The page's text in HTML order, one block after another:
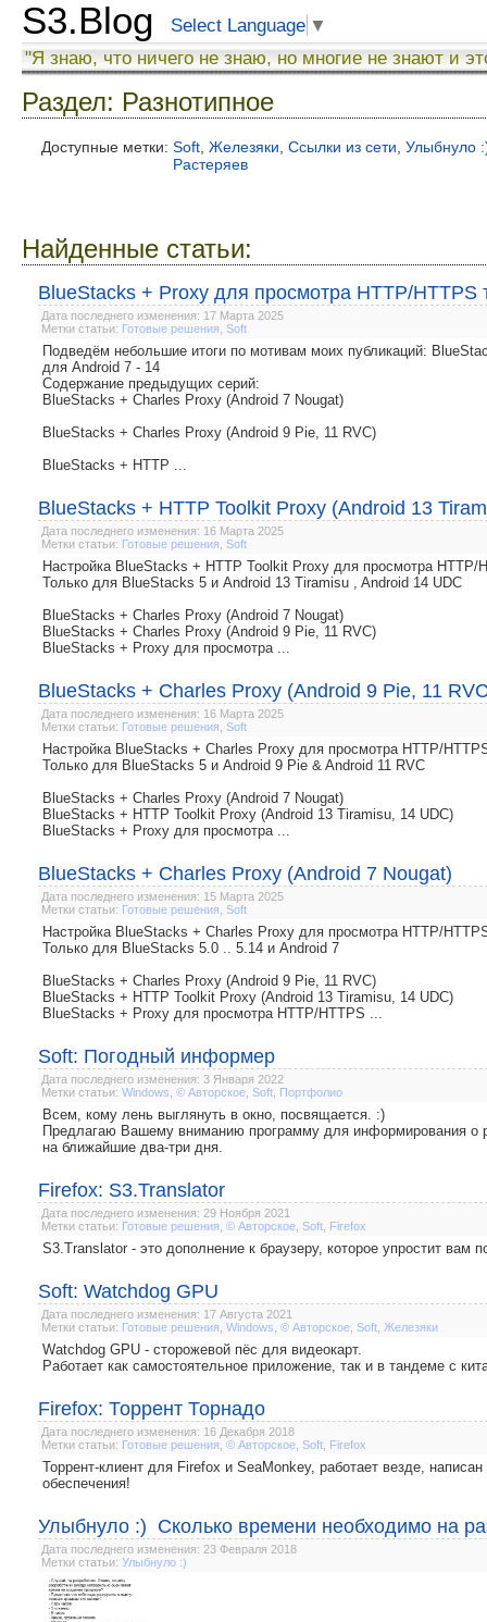
S3.Blog Select Language ▼
"Я знаю, что ничего не знаю, но многие не знают и
Раздел: Разнотипное
Доступные метки: Soft Железяки Ссылки из сети Улыбнуло
Растеряев
Найденные статьи:
BlueStacks + Proxy для просмотра HTTP/HTTPS
Дата последнего изменения: 17 Марта 2025
Метки статьи: Готовые решения Soft
Подведём небольшие итоги по мотивам моих публикаций:
для Android 7 - 14
Содержание предыдущих серий:
BlueStacks + Charles Proxy (Android 7 Nougat)
BlueStacks + Charles Proxy (Android 9 Pie, 11 RVC)
BlueStacks + HTTP ...
BlueStacks + HTTP Toolkit Proxy (Android 13
Дата последнего изменения: 16 Марта 2025
Метки статьи: Готовые решения Soft
Настройка BlueStacks + HTTP Toolkit Proxy для просмотра HTTP/
Только для BlueStacks 5 и Android 13 Tiramisu , Android 14 UDC
BlueStacks + Charles Proxy (Android 7 Nougat)
BlueStacks + Charles Proxy (Android 9 Pie, 11 RVC)
BlueStacks + Proxy для просмотра ...
BlueStacks + Charles Proxy (Android 9 Pie, 11
Дата последнего изменения: 16 Марта 2025
Метки статьи: Готовые решения Soft
Настройка BlueStacks + Charles Proxy для просмотра HTTP/
Только для BlueStacks 5 и Android 9 Pie & Android 11 RVC
BlueStacks + Charles Proxy (Android 7 Nougat)
BlueStacks + HTTP Toolkit Proxy (Android 13 Tiramisu, 14 UDC)
BlueStacks + Proxy для просмотра ...
BlueStacks + Charles Proxy (Android 7 Nougat)
Дата последнего изменения: 15 Марта 2025
Метки статьи: Готовые решения Soft
Настройка BlueStacks + Charles Proxy для просмотра HTTP/
Только для BlueStacks 5.0 .. 5.14 и Android 7
BlueStacks + Charles Proxy (Android 9 Pie, 11 RVC)
BlueStacks + HTTP Toolkit Proxy (Android 13 Tiramisu, 14 UDC)
BlueStacks + Proxy для просмотра HTTP/HTTPS ...
Soft: Погодный информер
Дата последнего изменения: 3 Января 2022
Метки статьи: Windows © Авторское Soft Портфолио
Всем, кому лень выглянуть в окно, посвящается. :)
Предлагаю Вашему вниманию программу для информирования о
на ближайшие два-три дня.
Firefox: S3.Translator
Дата последнего изменения: 29 Ноября 2021
Метки статьи: Готовые решения © Авторское Soft Firefox
S3.Translator - это дополнение к браузеру, которое упростит вам
Soft: Watchdog GPU
Дата последнего изменения: 17 Августа 2021
Метки статьи: Готовые решения Windows © Авторское Soft Железяки
Watchdog GPU - сторожевой пёс для видеокарт.
Работает как самостоятельное приложение, так и в тандеме с
Firefox: Торрент Торнадо
Дата последнего изменения: 16 Декабря 2018
Метки статьи: Готовые решения © Авторское Soft Firefox
Торрент-клиент для Firefox и SeaMonkey, работает везде,
обеспечения!
Улыбнуло :) Сколько времени необходимо на
Дата последнего изменения: 23 Февраля 2018
Метки статьи: Улыбнуло :)